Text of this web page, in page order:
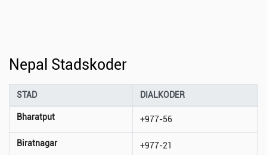
Nepal Stadskoder
STAD DIALKODER
Bharatput +977-56
Biratnagar +977-21